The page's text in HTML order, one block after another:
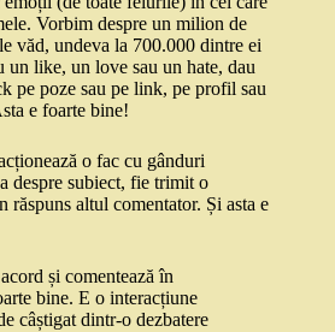
Vorbim despre un milion de
văd, undeva la 700.000 dintre ei
un like, un love sau un hate, dau
pe poze sau pe link, pe profil sau
e foarte bine!
o fac cu gânduri
despre subiect, fie trimit o
răspuns altul comentator. Și asta e
și comentează în
bine. E o interacțiune
câștigat dintr-o dezbatere